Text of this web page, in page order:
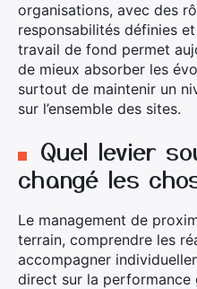
organisations, avec des
responsabilités définies
travail de fond permet
de mieux absorber les
surtout de maintenir un
sur l’ensemble des sites.
Quel levier
changé les
Le management de
terrain, comprendre les
accompagner
direct sur la performance
Rechercher